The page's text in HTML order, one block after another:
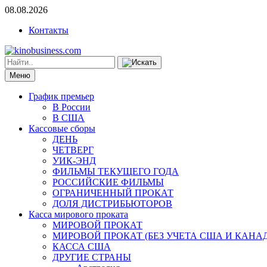
08.08.2026
Контакты
Меню
График премьер
В России
В США
Кассовые сборы
ДЕНЬ
ЧЕТВЕРГ
УИК-ЭНД
ФИЛЬМЫ ТЕКУЩЕГО ГОДА
РОССИЙСКИЕ ФИЛЬМЫ
ОГРАНИЧЕННЫЙ ПРОКАТ
ДОЛЯ ДИСТРИБЬЮТОРОВ
Касса мирового проката
МИРОВОЙ ПРОКАТ
МИРОВОЙ ПРОКАТ (БЕЗ УЧЕТА США И
КАССА США
ДРУГИЕ СТРАНЫ